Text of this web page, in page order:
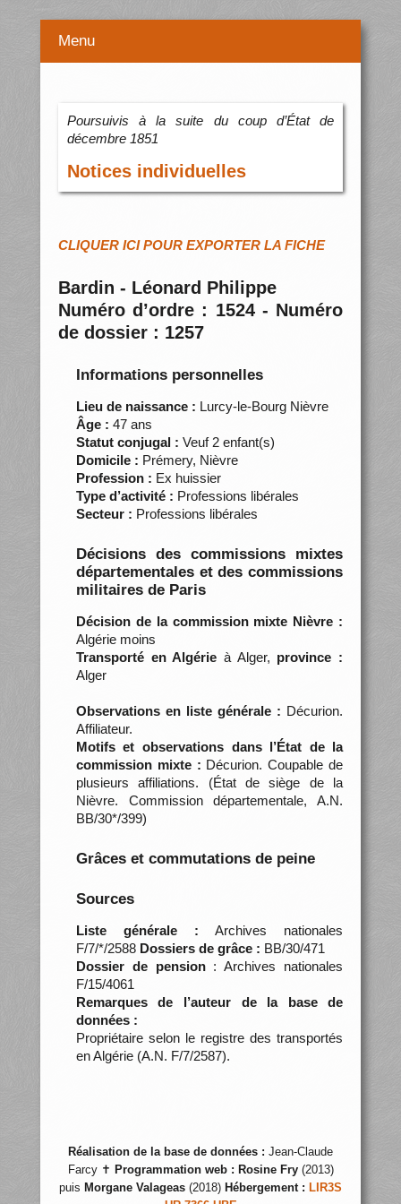
Menu
Poursuivis à la suite du coup d’État de
décembre 1851
Notices individuelles
CLIQUER ICI POUR EXPORTER LA FICHE
Bardin - Léonard Philippe
Numéro d’ordre : 1524 - Numéro
de dossier : 1257
Informations personnelles
Lieu de naissance : Lurcy-le-Bourg Nièvre
Âge : 47 ans
Statut conjugal : Veuf 2 enfant(s)
Domicile : Prémery, Nièvre
Profession : Ex huissier
Type d’activité : Professions libérales
Secteur : Professions libérales
Décisions des commissions mixtes
départementales et des commissions
militaires de Paris
Décision de la commission mixte Nièvre :
Algérie moins
Transporté en Algérie à Alger, province :
Alger
Observations en liste générale : Décurion.
Affiliateur.
Motifs et observations dans l’État de la
commission mixte : Décurion. Coupable de
plusieurs affiliations. (État de siège de la
Nièvre. Commission départementale, A.N.
BB/30*/399)
Grâces et commutations de peine
Sources
Liste générale : Archives nationales
F/7/*/2588 Dossiers de grâce : BB/30/471
Dossier de pension: Archives nationales
F/15/4061
Remarques de l’auteur de la base de
données :
Propriétaire selon le registre des transportés
en Algérie (A.N. F/7/2587).
Réalisation de la base de données : Jean-Claude
Farcy ✝ Programmation web : Rosine Fry(2013)
puis Morgane Valageas (2018) Hébergement : LIR3S